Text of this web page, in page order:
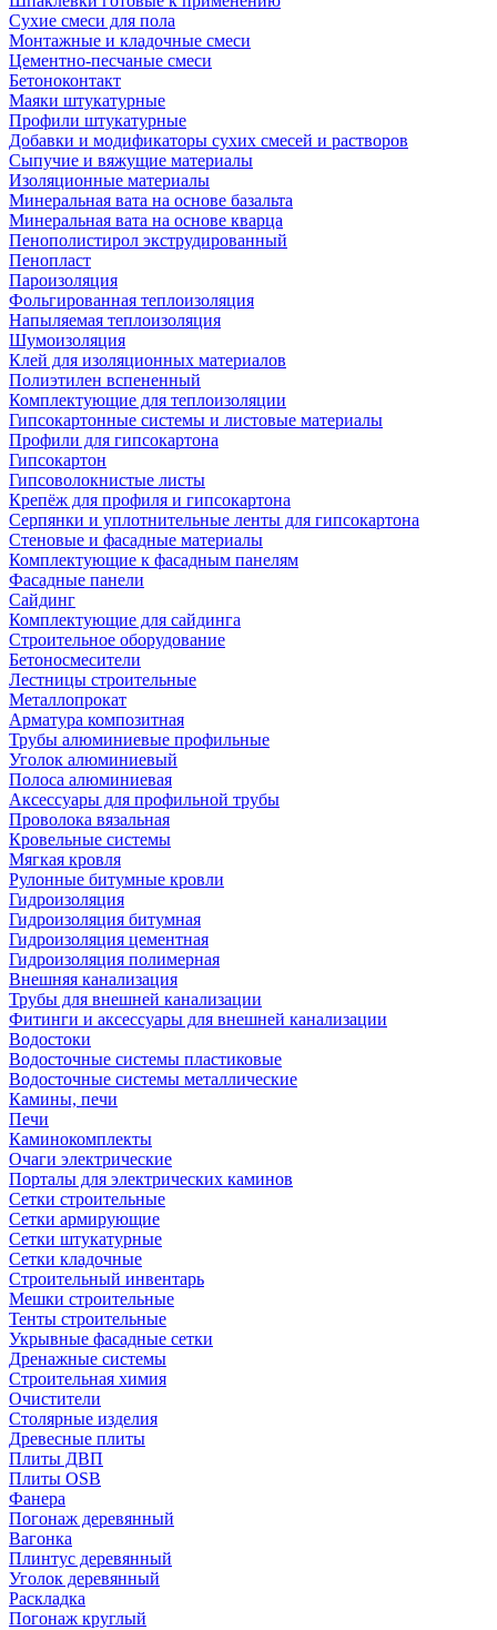
Сухие смеси для пола
Монтажные и кладочные смеси
Цементно-песчаные смеси
Бетоноконтакт
Маяки штукатурные
Профили штукатурные
Добавки и модификаторы сухих смесей и растворов
Сыпучие и вяжущие материалы
Изоляционные материалы
Минеральная вата на основе базальта
Минеральная вата на основе кварца
Пенополистирол экструдированный
Пенопласт
Пароизоляция
Фольгированная теплоизоляция
Напыляемая теплоизоляция
Шумоизоляция
Клей для изоляционных материалов
Полиэтилен вспененный
Комплектующие для теплоизоляции
Гипсокартонные системы и листовые материалы
Профили для гипсокартона
Гипсокартон
Гипсоволокнистые листы
Крепёж для профиля и гипсокартона
Серпянки и уплотнительные ленты для гипсокартона
Стеновые и фасадные материалы
Комплектующие к фасадным панелям
Фасадные панели
Сайдинг
Комплектующие для сайдинга
Строительное оборудование
Бетоносмесители
Лестницы строительные
Металлопрокат
Арматура композитная
Трубы алюминиевые профильные
Уголок алюминиевый
Полоса алюминиевая
Аксессуары для профильной трубы
Проволока вязальная
Кровельные системы
Мягкая кровля
Рулонные битумные кровли
Гидроизоляция
Гидроизоляция битумная
Гидроизоляция цементная
Гидроизоляция полимерная
Внешняя канализация
Трубы для внешней канализации
Фитинги и аксессуары для внешней канализации
Водостоки
Водосточные системы пластиковые
Водосточные системы металлические
Камины, печи
Печи
Каминокомплекты
Очаги электрические
Порталы для электрических каминов
Сетки строительные
Сетки армирующие
Сетки штукатурные
Сетки кладочные
Строительный инвентарь
Мешки строительные
Тенты строительные
Укрывные фасадные сетки
Дренажные системы
Строительная химия
Очистители
Столярные изделия
Древесные плиты
Плиты ДВП
Плиты OSB
Фанера
Погонаж деревянный
Вагонка
Плинтус деревянный
Уголок деревянный
Раскладка
Погонаж круглый